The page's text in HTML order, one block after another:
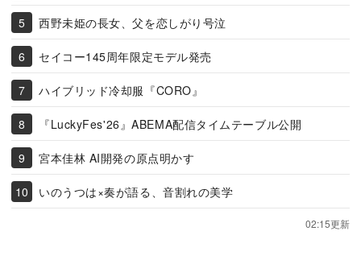
西野未姫の長女、父を恋しがり号泣
セイコー145周年限定モデル発売
ハイブリッド冷却服『CORO』
『LuckyFes'26』ABEMA配信タイムテーブル公開
宮本佳林 AI開発の原点明かす
いのうつは×奏が語る、音割れの美学
02:15更新